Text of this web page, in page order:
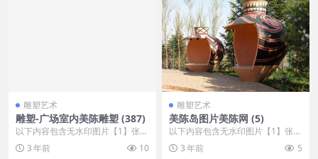
雕塑艺术
雕塑-广场室内美陈雕塑 (387)
以下内容包含无水印图片【1】张
，开通会员无障碍浏览 开通VIP会
员 3 年前 10
雕塑艺术
美陈岛图片美陈网 (5)
以下内容包含无水印图片【1】张
，开通会员无障碍浏览 开通VIP会
员 3 年前 5